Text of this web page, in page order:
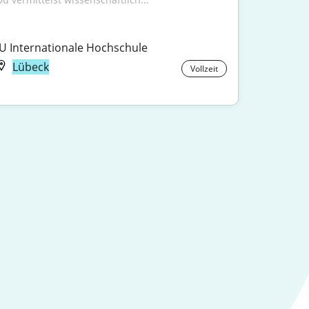
Internationale Hochschule
Lübeck
Vollzeit